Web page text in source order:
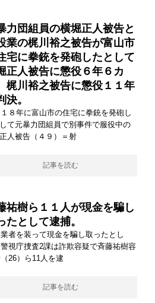
力団組員の横堀正人被告と
業の梶川裕之被告が富山市
宅に拳銃を発砲したとして
正人被告に懲役６年６カ
梶川裕之被告に懲役１１年
決。
１８年に富山市の住宅に拳銃を発砲し
て元暴力団組員で別事件で服役中の
人被告（４９）＝射
記事を読む
祐樹ら１１人が現金を騙し
たとして逮捕。
者を装って現金を騙し取ったとし
視庁捜査2課は詐欺容疑で斉藤祐樹容
26）ら11人を逮
記事を読む